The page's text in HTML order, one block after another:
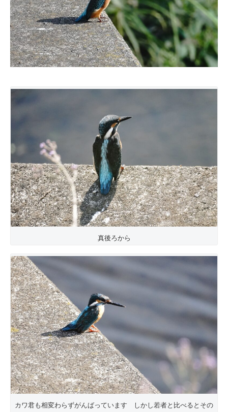
真後ろから
カワ君も相変わらずがんばっています しかし若者と比べるとその